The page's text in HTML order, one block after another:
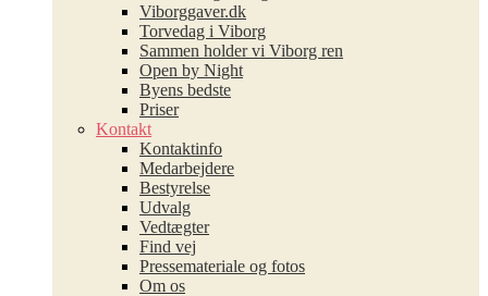
Viborggaver.dk
Torvedag i Viborg
Sammen holder vi Viborg ren
Open by Night
Byens bedste
Priser
Kontakt
Kontaktinfo
Medarbejdere
Bestyrelse
Udvalg
Vedtægter
Find vej
Pressemateriale og fotos
Om os